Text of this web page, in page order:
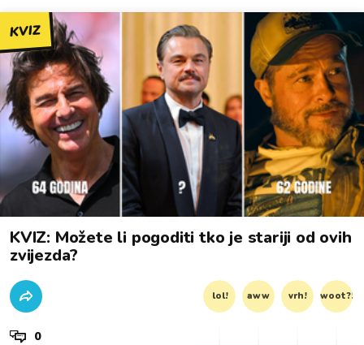
KVIZ
KVIZ: Možete li pogoditi tko je stariji od ovih
zvijezda?
lol! aww vrh! woot?!
0